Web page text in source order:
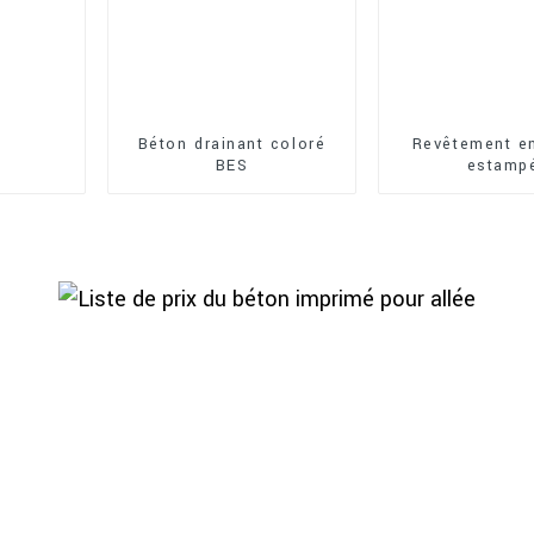
Béton drainant coloré
BES
Revêtement